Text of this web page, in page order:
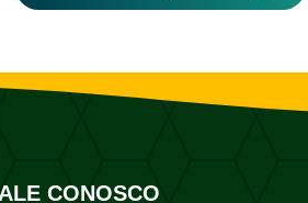
CONOSCO